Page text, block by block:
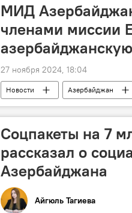
МИД
членами миссии
27 ноября 2024, 18:04
Новости Азербайджан
Президент
граница
Соцпакеты на 7
рассказал о
Азербайджана
Айгюль Тагиева